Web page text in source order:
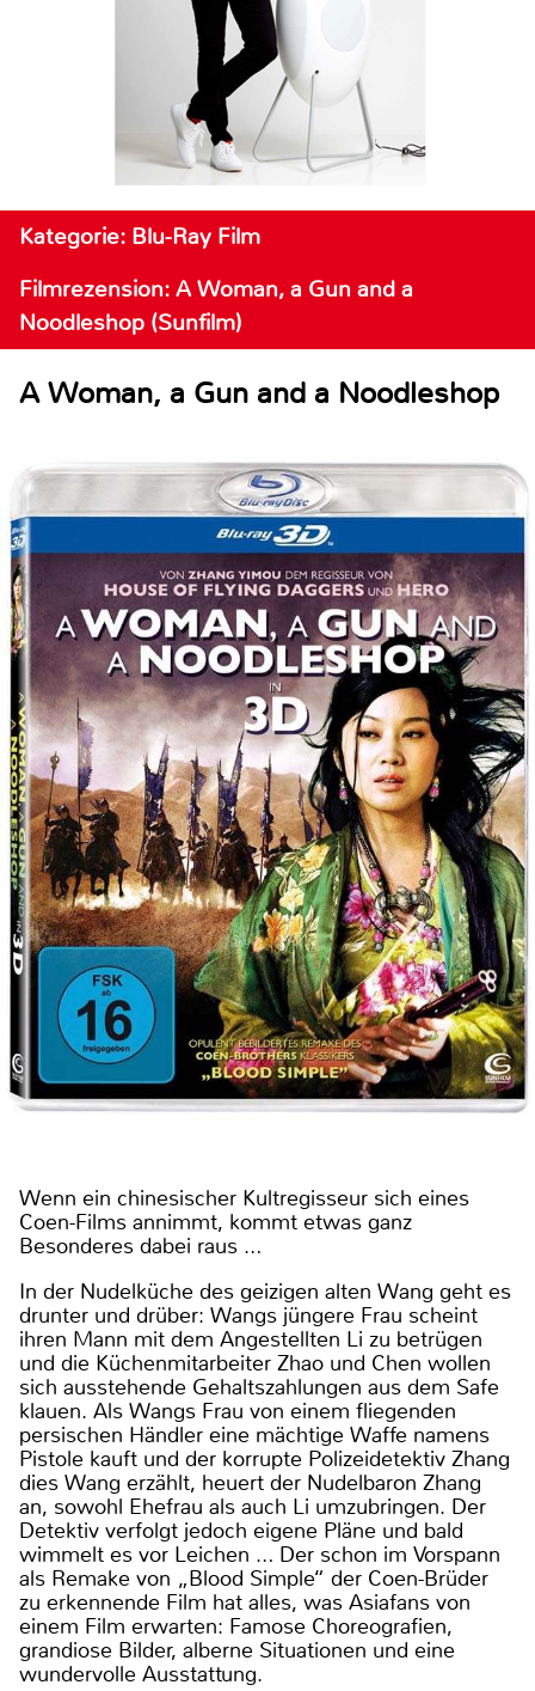
Kategorie: Blu-Ray Film
Filmrezension: A Woman, a Gun and a
Noodleshop (Sunfilm)
A Woman, a Gun and a Noodleshop
Wenn ein chinesischer Kultregisseur sich eines
Coen-Films annimmt, kommt etwas ganz
Besonderes dabei raus …
In der Nudelküche des geizigen alten Wang geht es
drunter und drüber: Wangs jüngere Frau scheint
ihren Mann mit dem Angestellten Li zu betrügen
und die Küchenmitarbeiter Zhao und Chen wollen
sich ausstehende Gehaltszahlungen aus dem Safe
klauen. Als Wangs Frau von einem fliegenden
persischen Händler eine mächtige Waffe namens
Pistole kauft und der korrupte Polizeidetektiv Zhang
dies Wang erzählt, heuert der Nudelbaron Zhang
an, sowohl Ehefrau als auch Li umzubringen. Der
Detektiv verfolgt jedoch eigene Pläne und bald
wimmelt es vor Leichen … Der schon im Vorspann
als Remake von „Blood Simple“ der Coen-Brüder
zu erkennende Film hat alles, was Asiafans von
einem Film erwarten: Famose Choreografien,
grandiose Bilder, alberne Situationen und eine
wundervolle Ausstattung.